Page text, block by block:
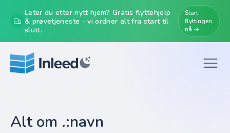
Leter du etter nytt hjem? Gratis flyttehjelp
& prøvetjeneste - vi ordner alt fra start til
slutt.
Start
flyttingen
nå →
Alt om .:navn